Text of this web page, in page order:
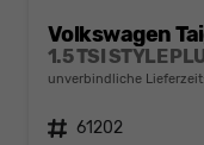
Volkswagen
1.5 TSI STYLE
unverbindliche
Fahrzeugnr. 61202